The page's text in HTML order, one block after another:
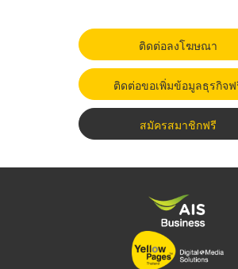
ติดต่อลงโฆษณา
ติดต่อขอเพิ่มข้อมูลธุรกิจฟ
สมัครสมาชิกฟรี